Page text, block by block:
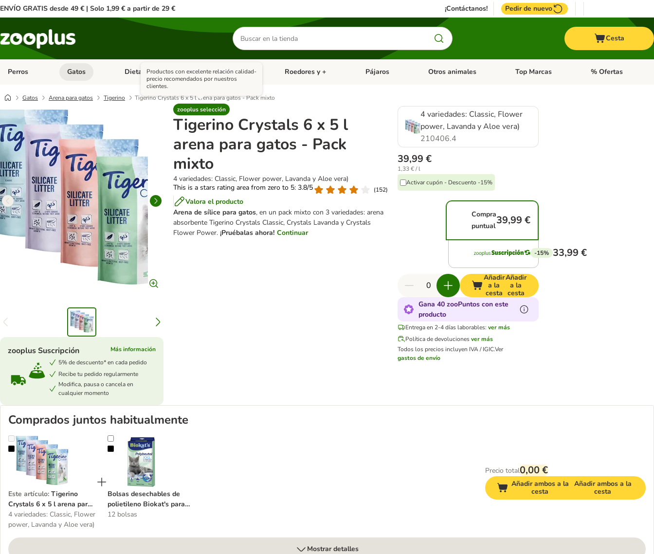
ENVÍO GRATIS desde 49 € | Solo 1,99 € a partir de 29 € ¡Contáctanos! Pedir de nuevo
Buscar
productos
Cesta
Perros Menú de categoria abierto: Perros
Gatos Menú de categoria abierto: Gatos
Dieta Vet. Menú de categoria abierto: Dieta Vet.
Antiparasitarios Menú de categoria abierto: Antiparasitarios
Roedores y + Menú de categoria abierto: Roedores y +
Pájaros Menú de categoria abierto: Pájaros
Otros animales Menú de categoria abierto: Otros animales
Top Marcas Menú de categoria
% Ofertas
Gatos Arena para gatos Tigerino
Tigerino Crystals 6 x 5 l arena para gatos - Pack mixto
zooplus selección
Productos con excelente relación calidad-
precio recomendados por nuestros
clientes.
Tigerino Crystals 6 x 5 l
arena para gatos - Pack
mixto
4 variedades: Classic, Flower power, Lavanda y Aloe vera)
This is a stars rating area from zero to 5: 3.8/5
(152)
Valora el producto
Arena de sílice para gatos, en un pack mixto con 3 variedades: arena
absorbente Tigerino Crystals Classic, Crystals Lavanda y Crystals
Flower Power. ¡Pruébalas ahora! Continuar
zooplus Suscripción
Más información
5% de descuento* en cada pedido
Recibe tu pedido regularmente
Modifica, pausa o cancela en
cualquier momento
4 variedades: Classic, Flower
power, Lavanda y Aloe vera)
210406.4
39,99 €
1,33 € / l
Activar cupón - Descuento -15%
Compra
puntual39,99 €
-15% 33,99 €
Añadir
a la
cesta
Añadir
a la
cesta
Gana 40 zooPuntos con este
producto
Entrega en 2-4 días laborables: ver más
Política de devoluciones ver más
Todos los precios incluyen IVA / IGIC.Ver
gastos de envío
Comprados juntos habitualmente
Tigerino Crystals 6 x 5 l arena para gatos - Pack mixto
Este artículo: Tigerino
Crystals 6 x 5 l arena para
gatos - Pack mixto
4 variedades: Classic, Flower
power, Lavanda y Aloe vera)
Bolsas desechables de polietileno Biokat's para areneros
Bolsas desechables de
polietileno Biokat's para
areneros
12 bolsas
Precio total0,00 €
Añadir ambos a la
cesta
Añadir ambos a la
cesta
Mostrar detalles